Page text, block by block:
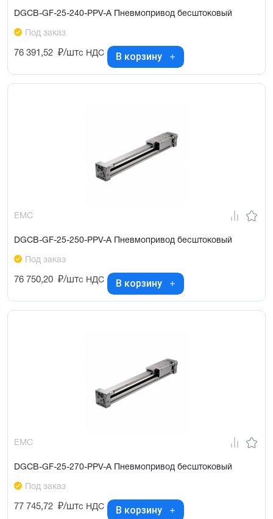
DGCB-GF-25-240-PPV-A Пневмопривод бесштоковый
Под заказ
76 391,52 ₽/штс НДС В корзину
EMC
DGCB-GF-25-250-PPV-A Пневмопривод бесштоковый
Под заказ
76 750,20 ₽/штс НДС В корзину
EMC
DGCB-GF-25-270-PPV-A Пневмопривод бесштоковый
Под заказ
77 745,72 ₽/штс НДС В корзину